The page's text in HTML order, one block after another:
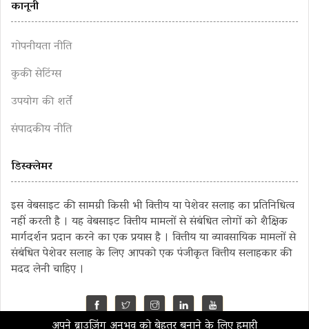
कानूनी
गोपनीयता नीति
कुकी सेटिंग्स
उपयोग की शर्तें
संपादकीय नीति
डिस्क्लेमर
इस वेबसाइट की सामग्री किसी भी वित्तीय या पेशेवर सलाह का प्रतिनिधित्व
नहीं करती है । यह वेबसाइट वित्तीय मामलों से संबंधित लोगों को शैक्षिक
मार्गदर्शन प्रदान करने का एक प्रयास है । वित्तीय या व्यावसायिक मामलों से
संबंधित पेशेवर सलाह के लिए आपको एक पंजीकृत वित्तीय सलाहकार की
मदद लेनी चाहिए ।